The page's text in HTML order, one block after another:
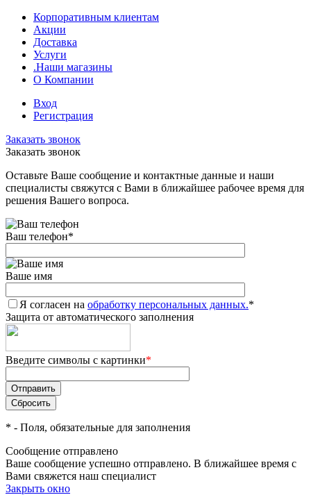
Корпоративным клиентам
Акции
Доставка
Услуги
.Наши магазины
О Компании
Вход
Регистрация
Заказать звонок
Заказать звонок
Оставьте Ваше сообщение и контактные данные и наши
специалисты свяжутся с Вами в ближайшее рабочее время для
решения Вашего вопроса.
Ваш телефон*
Ваше имя
Я согласен на обработку персональных данных.*
Защита от автоматического заполнения
Введите символы с картинки*
* - Поля, обязательные для заполнения
Сообщение отправлено
Ваше сообщение успешно отправлено. В ближайшее время с
Вами свяжется наш специалист
Закрыть окно